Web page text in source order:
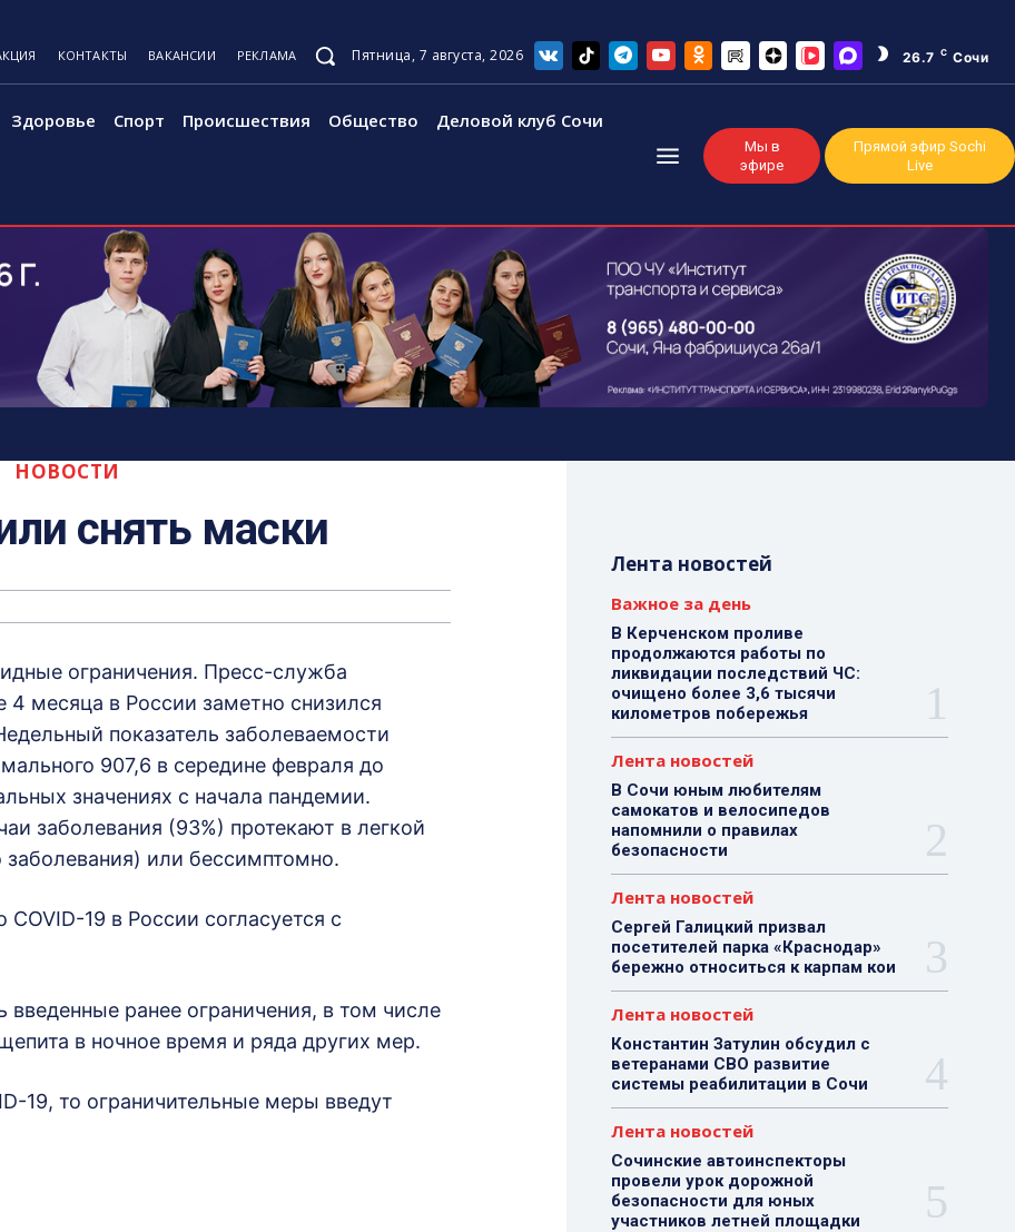
КОНТАКТЫ ВАКАНСИИ РЕКЛАМА Пятница, 7 августа, 2026 26.7 C Сочи
Здоровье Спорт Происшествия Общество Деловой клуб Сочи
Мы в
эфире
Прямой эфир Sochi
Live
НОВОСТИ
снять маски
ограничения. Пресс-служба
4 месяца в России заметно снизился
показатель заболеваемости
907,6 в середине февраля до
значениях с начала пандемии.
заболевания (93%) протекают в легкой
или бессимптомно.
19 в России согласуется с
ранее ограничения, в том числе
в ночное время и ряда других мер.
19, то ограничительные меры введут
Лента новостей
Важное за день
В Керченском проливе
продолжаются работы по
ликвидации последствий ЧС:
очищено более 3,6 тысячи
километров побережья
Лента новостей
В Сочи юным любителям
самокатов и велосипедов
напомнили о правилах
безопасности
Лента новостей
Сергей Галицкий призвал
посетителей парка «Краснодар»
бережно относиться к карпам кои
Лента новостей
Константин Затулин обсудил с
ветеранами СВО развитие
системы реабилитации в Сочи
Лента новостей
Сочинские автоинспекторы
провели урок дорожной
безопасности для юных
участников летней площадки